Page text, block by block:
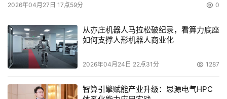
检查存储环境、进行整个存储架构的设计，安装及管理。
2026年04月27日 17点59分 0
从亦庄机器人马拉松破纪录，看算力底座
如何支撑人形机器人商业化
2026年04月24日 22点31分 1287
智算引擎赋能产业升级：思源电气HPC